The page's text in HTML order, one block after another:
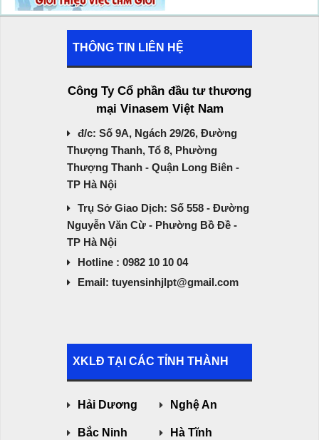
THÔNG TIN LIÊN HỆ
Công Ty Cổ phần đầu tư thương
mại Vinasem Việt Nam
đ/c: Số 9A, Ngách 29/26, Đường
Thượng Thanh, Tổ 8, Phường
Thượng Thanh - Quận Long Biên -
TP Hà Nội
Trụ Sở Giao Dịch: Số 558 - Đường
Nguyễn Văn Cừ - Phường Bồ Đề -
TP Hà Nội
Hotline : 0982 10 10 04
Email: tuyensinhjlpt@gmail.com
XKLĐ TẠI CÁC TỈNH THÀNH
Hải Dương Nghệ An
Bắc Ninh Hà Tĩnh